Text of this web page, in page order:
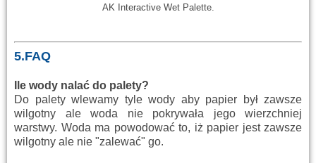
AK Interactive Wet Palette.
5.FAQ
Ile wody nalać do palety?
Do palety wlewamy tyle wody aby papier był zawsze
wilgotny ale woda nie pokrywała jego wierzchniej
warstwy. Woda ma powodować to, iż papier jest zawsze
wilgotny ale nie "zalewać" go.